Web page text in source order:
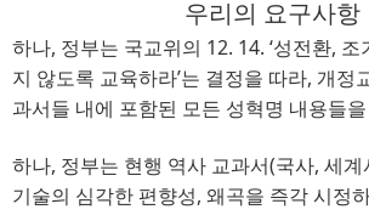
우리의 요구사항
하나, 정부는 국교위의 12. 14. ‘성전환, 조
지 않도록 교육하라’는 결정을 따라, 개정
과서들 내에 포함된 모든 성혁명 내용들
하나, 정부는 현행 역사 교과서(국사, 세계
기술의 심각한 편향성, 왜곡을 즉각 시정